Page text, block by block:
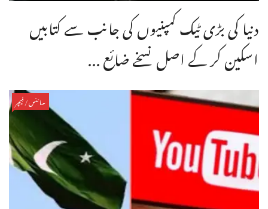
دنیا کی بڑی ٹیک کمپنیوں کی جانب سے کتابیں
اسکین کر کے اصل نسخے ضائع ...
سائنس/فیچر